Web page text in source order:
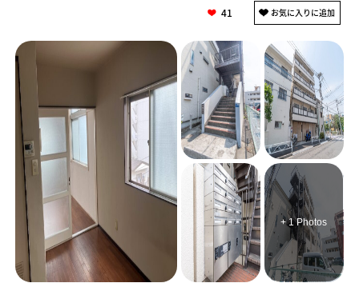
41
+ 1 Photos